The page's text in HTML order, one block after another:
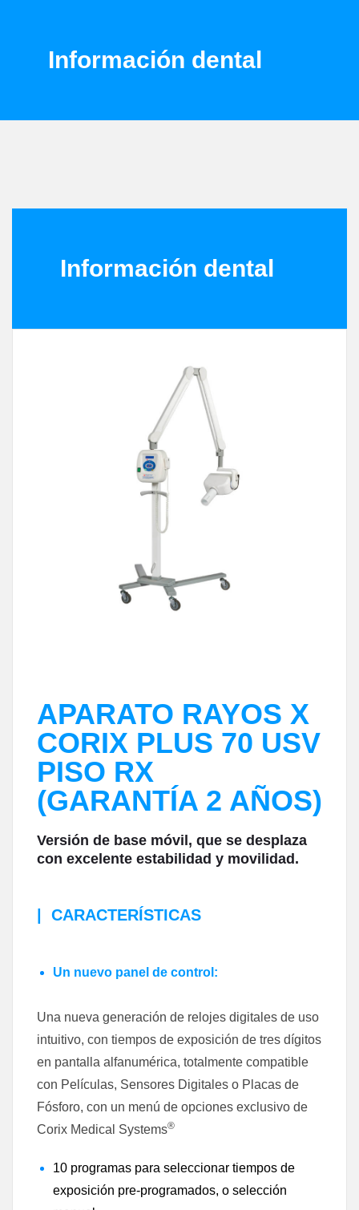
Información dental
Información dental
APARATO RAYOS X
CORIX PLUS 70 USV
PISO RX
(GARANTÍA 2 AÑOS)
Versión de base móvil, que se desplaza
con excelente estabilidad y movilidad.
| CARACTERÍSTICAS
Un nuevo panel de control:
Una nueva generación de relojes digitales de uso
intuitivo, con tiempos de exposición de tres dígitos
en pantalla alfanumérica, totalmente compatible
con Películas, Sensores Digitales o Placas de
Fósforo, con un menú de opciones exclusivo de
Corix Medical Systems®
10 programas para seleccionar tiempos de
exposición pre-programados, o selección